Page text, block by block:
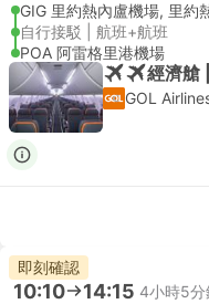
GIG 里約熱內盧機場, 里約
自行接駁 | 航班+航班
POA 阿雷格里港機場
經濟艙
GOL
即刻確認
10:10 14:15 4小時5分